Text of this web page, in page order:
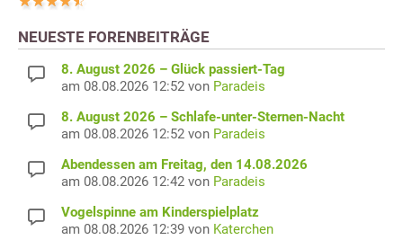
NEUESTE FORENBEITRÄGE
8. August 2026 – Glück passiert-Tag
am 08.08.2026 12:52 von Paradeis
8. August 2026 – Schlafe-unter-Sternen-Nacht
am 08.08.2026 12:52 von Paradeis
Abendessen am Freitag, den 14.08.2026
am 08.08.2026 12:42 von Paradeis
Vogelspinne am Kinderspielplatz
am 08.08.2026 12:39 von Katerchen